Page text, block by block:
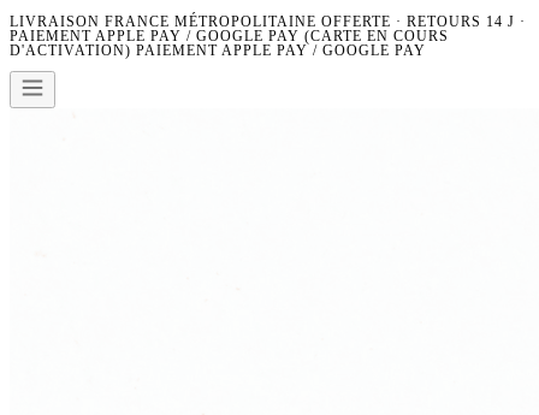
LIVRAISON FRANCE MÉTROPOLITAINE OFFERTE · RETOURS 14 J ·
PAIEMENT APPLE PAY / GOOGLE PAY (CARTE EN COURS
D'ACTIVATION) PAIEMENT APPLE PAY / GOOGLE PAY